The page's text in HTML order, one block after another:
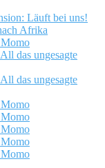
Läuft bei uns!
Afrika
das ungesagte
das ungesagte